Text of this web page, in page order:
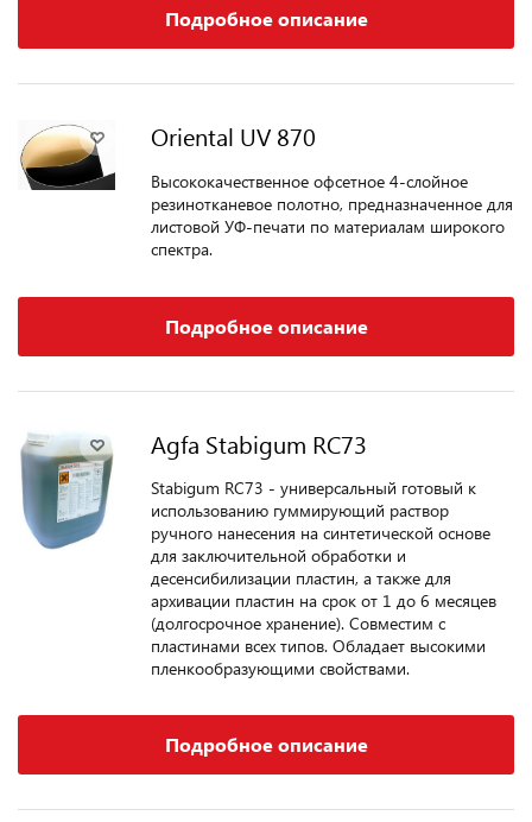
Подробное описание
Oriental UV 870
Высококачественное офсетное 4-слойное
резинотканевое полотно, предназначенное для
листовой УФ-печати по материалам широкого
спектра.
Подробное описание
Agfa Stabigum RC73
Stabigum RC73 - универсальный готовый к
использованию гуммирующий раствор
ручного нанесения на синтетической основе
для заключительной обработки и
десенсибилизации пластин, а также для
архивации пластин на срок от 1 до 6 месяцев
(долгосрочное хранение). Совместим с
пластинами всех типов. Обладает высокими
пленкообразующими свойствами.
Подробное описание